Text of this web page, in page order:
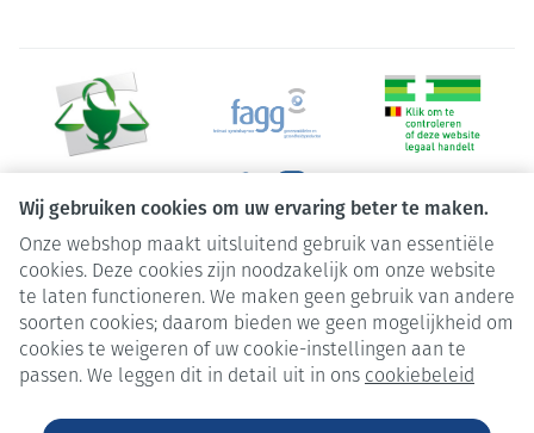
Wij gebruiken cookies om uw ervaring beter te maken.
Onze webshop maakt uitsluitend gebruik van essentiële
cookies. Deze cookies zijn noodzakelijk om onze website
te laten functioneren. We maken geen gebruik van andere
soorten cookies; daarom bieden we geen mogelijkheid om
cookies te weigeren of uw cookie-instellingen aan te
passen. We leggen dit in detail uit in ons cookiebeleid
Juridische links